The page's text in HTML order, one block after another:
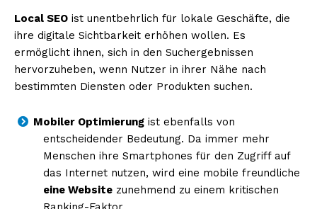
Local SEO ist unentbehrlich für lokale Geschäfte, die
ihre digitale Sichtbarkeit erhöhen wollen. Es
ermöglicht ihnen, sich in den Suchergebnissen
hervorzuheben, wenn Nutzer in ihrer Nähe nach
bestimmten Diensten oder Produkten suchen.
Mobiler Optimierung ist ebenfalls von
entscheidender Bedeutung. Da immer mehr
Menschen ihre Smartphones für den Zugriff auf
das Internet nutzen, wird eine mobile freundliche
eine Websitezunehmend zu einem kritischen